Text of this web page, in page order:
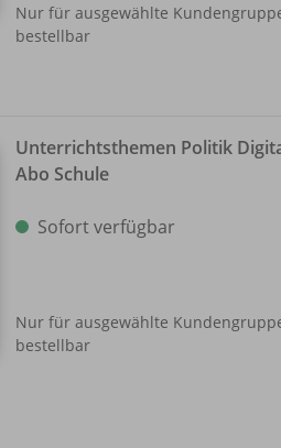
Nur für ausgewählte
bestellbar
Unterrichtsthemen Politik
Abo Schule
Sofort verfügbar
Nur für ausgewählte
bestellbar